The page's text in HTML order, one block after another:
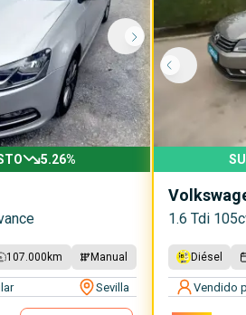
5.26%
107.000 km Manual
Sevilla
1.6 Tdi
Diésel
Vendido